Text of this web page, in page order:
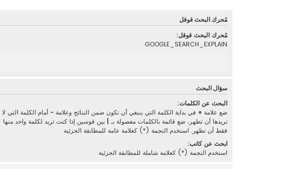
مُحرك البحث قوقل
مُحرك البحث قوقل:
GOOGLE_SEARCH_EXPLAIN
سؤال البحث
البحث عن الكلمات:
ضع علامة + في بداية الكلمة التي ينبغي أن تكون ضمن النتائج وعلامة - أمام الكلمة التي لا
تريدها أن تظهر، ضع قائمة بالكلمات مفصولة بـ
بين قوسين إذا كنت تريد لكلمة واحد منها
فقط أن تظهر. استخدم النجمة (*) كعلامة عامة للمطابقة الجزئية
ابحث عن كاتب:
استخدم النجمة (*) كعلامة شاملة للمطابقة الجزئية